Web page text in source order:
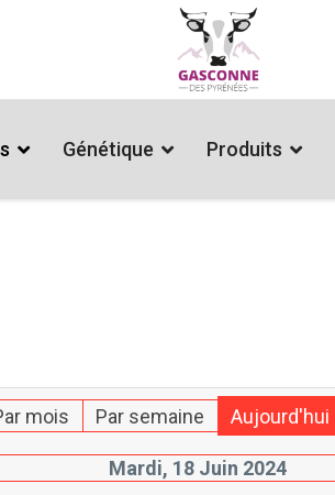
Génétique Produits
mois Par semaine Aujourd'hui
Mardi, 18 Juin 2024